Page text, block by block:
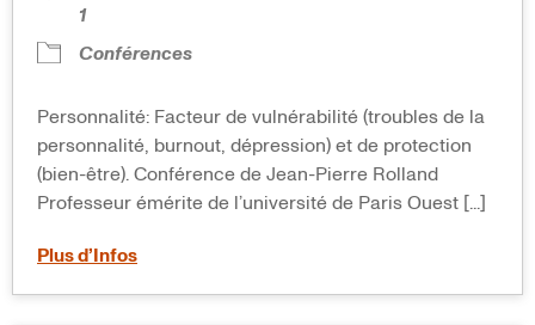
1
Conférences
Personnalité: Facteur de vulnérabilité (troubles de la
personnalité, burnout, dépression) et de protection
(bien-être). Conférence de Jean-Pierre Rolland
Professeur émérite de l’université de Paris Ouest [...]
Plus d’Infos